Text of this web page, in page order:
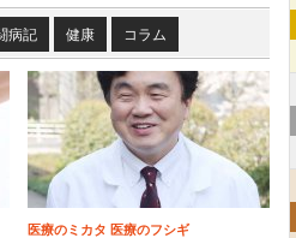
病記 健康 コラム
医療のミカタ 医療のフシギ